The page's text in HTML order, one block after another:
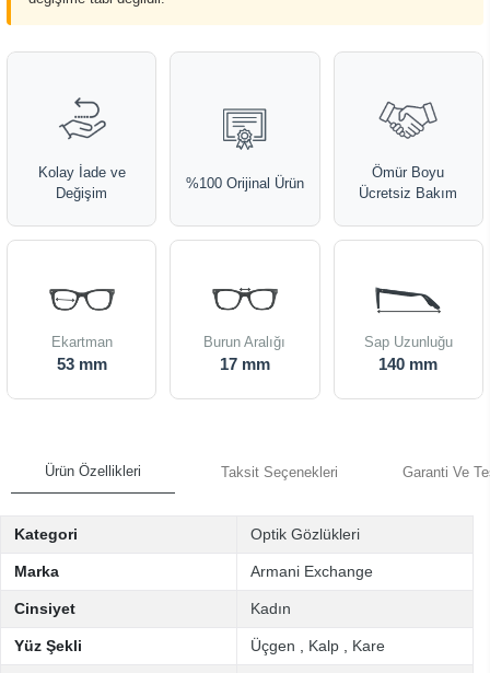
Kolay İade ve
Değişim
%100 Orijinal Ürün
Ömür Boyu
Ücretsiz Bakım
Ekartman
53 mm
Burun Aralığı
17 mm
Sap Uzunluğu
140 mm
Ürün Özellikleri Taksit Seçenekleri Garanti Ve
Kategori Optik Gözlükleri
Marka Armani Exchange
Cinsiyet Kadın
Yüz Şekli Üçgen Kalp Kare